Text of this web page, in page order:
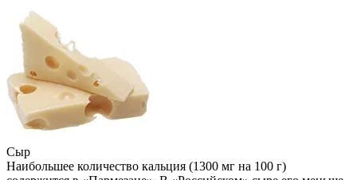
Сыр
Наибольшее количество кальция (1300 мг на 100 г)